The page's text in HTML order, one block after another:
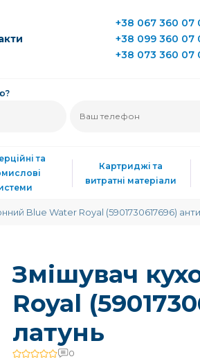
+38 067 360 07
+38 099 360 07
+38 073 360 07
та
Картриджі та
витратні матеріали
Blue Water Royal (5901730617696)
Змішувач
Royal
латунь
0